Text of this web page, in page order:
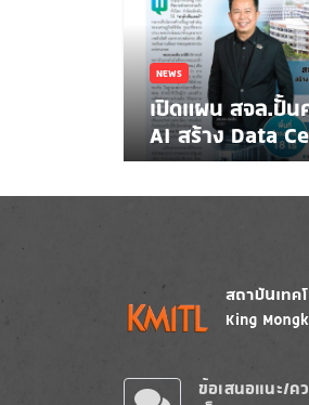
NEWS
เปิดแผน สจล.ปั้
AI สร้าง Data
Image Image
ข้อเสนอแนะ/ค